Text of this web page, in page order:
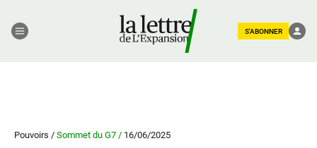
S'ABONNER
Pouvoirs / Sommet du G7 / 16/06/2025